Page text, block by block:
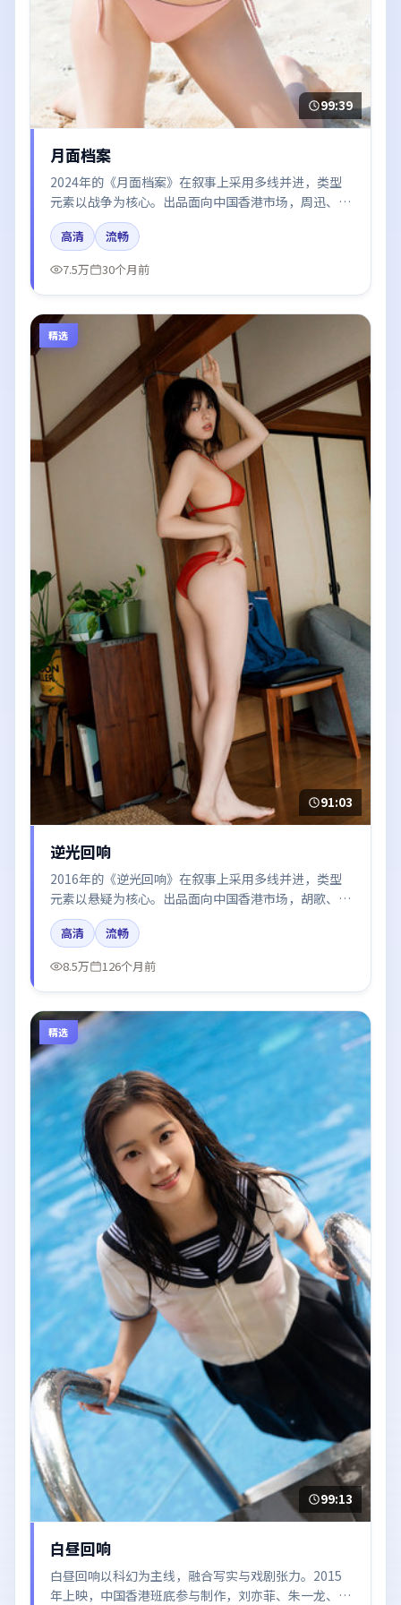
99:39
月面档案
2024年的《月面档案》在叙事上采用多线并进，类型
元素以战争为核心。出品面向中国香港市场，周迅、河
正宇、沈腾、雷佳音所饰角色推动关键反转，结尾留白
引发讨论。
高清
流畅
7.5万
30个月前
精选
91:03
逆光回响
2016年的《逆光回响》在叙事上采用多线并进，类型
元素以悬疑为核心。出品面向中国香港市场，胡歌、王
景春、秦海璐、咏梅所饰角色推动关键反转，结尾留白
引发讨论。
高清
流畅
8.5万
126个月前
精选
99:13
白昼回响
白昼回响以科幻为主线，融合写实与戏剧张力。2015
年上映，中国香港班底参与制作，刘亦菲、朱一龙、段